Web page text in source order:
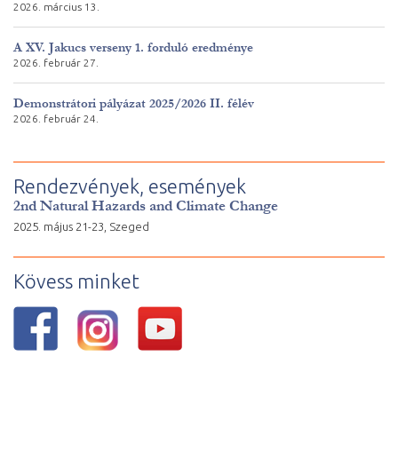
2026. március 13.
A XV. Jakucs verseny 1. forduló eredménye
2026. február 27.
Demonstrátori pályázat 2025/2026 II. félév
2026. február 24.
Rendezvények, események
2nd Natural Hazards and Climate Change
2025. május 21-23, Szeged
Kövess minket